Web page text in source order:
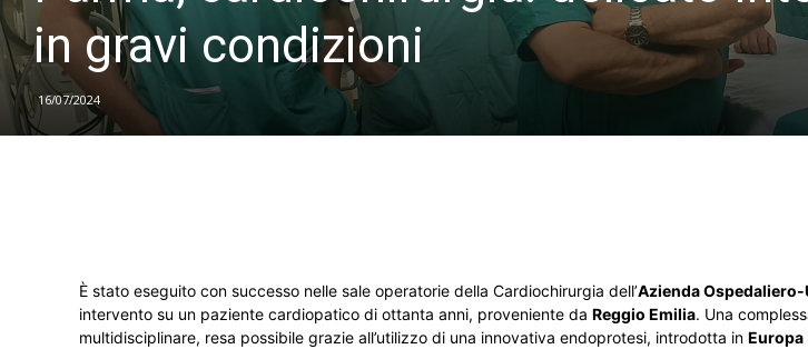
in gravi condizioni
16/07/2024
È stato eseguito con successo nelle sale operatorie della Cardiochirurgia dell’Azienda
intervento su un paziente cardiopatico di ottanta anni, proveniente da Reggio Emilia. Una
multidisciplinare, resa possibile grazie all’utilizzo di una innovativa endoprotesi, introdotta in Europa